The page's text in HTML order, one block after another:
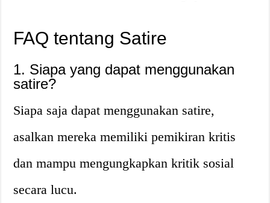
FAQ tentang Satire
1. Siapa yang dapat menggunakan
satire?
Siapa saja dapat menggunakan satire,
asalkan mereka memiliki pemikiran kritis
dan mampu mengungkapkan kritik sosial
secara lucu.